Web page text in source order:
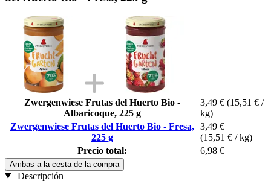
Zwergenwiese Frutas del Huerto Bio -
Albaricoque, 225 g
3,49 € (15,51 € /
kg)
Zwergenwiese Frutas del Huerto Bio - Fresa,
225 g
3,49 €
(15,51 € / kg)
Precio total:
6,98 €
Ambas a la cesta de la compra
Descripción